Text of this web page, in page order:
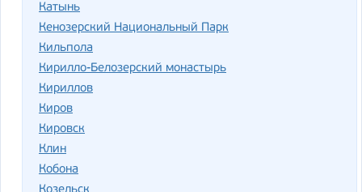
Катынь
Кенозерский Национальный Парк
Кильпола
Кирилло-Белозерский монастырь
Кириллов
Киров
Кировск
Клин
Кобона